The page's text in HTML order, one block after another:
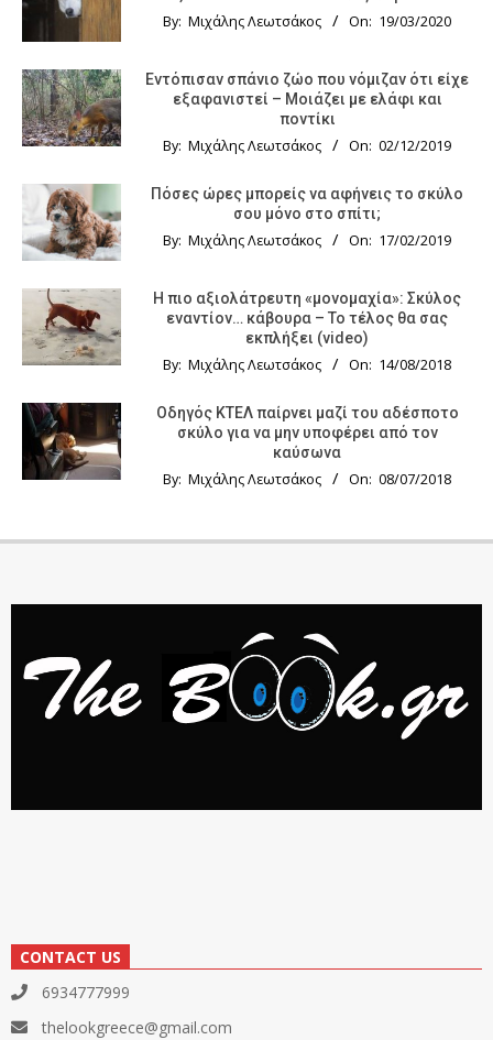
By: Μιχάλης Λεωτσάκος On: 19/03/2020
Εντόπισαν σπάνιο ζώο που νόμιζαν ότι είχε
εξαφανιστεί – Μοιάζει με ελάφι και
ποντίκι
By: Μιχάλης Λεωτσάκος On: 02/12/2019
Πόσες ώρες μπορείς να αφήνεις το σκύλο
σου μόνο στο σπίτι;
By: Μιχάλης Λεωτσάκος On: 17/02/2019
Η πιο αξιολάτρευτη «μονομαχία»: Σκύλος
εναντίον… κάβουρα – Το τέλος θα σας
εκπλήξει (video)
By: Μιχάλης Λεωτσάκος On: 14/08/2018
Οδηγός KTΕΛ παίρνει μαζί του αδέσποτο
σκύλο για να μην υποφέρει από τον
καύσωνα
By: Μιχάλης Λεωτσάκος On: 08/07/2018
CONTACT US
6934777999
thelookgreece@gmail.com